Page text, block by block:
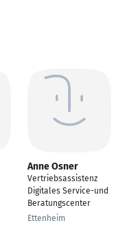
Anne Osner
Vertriebsassistenz
Digitales Service-und
Beratungscenter
Ettenheim